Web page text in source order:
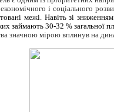
і соціального
межі. Навіть зі
займають 30-32 % загальної
значною мірою вплинув на